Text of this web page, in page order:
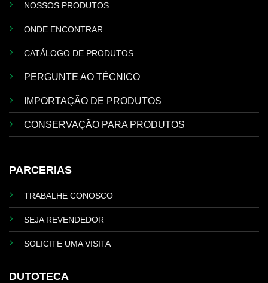
NOSSOS PRODUTOS
ONDE ENCONTRAR
CATÁLOGO DE PRODUTOS
PERGUNTE AO TÉCNICO
IMPORTAÇÃO DE PRODUTOS
CONSERVAÇÃO PARA PRODUTOS
PARCERIAS
TRABALHE CONOSCO
SEJA REVENDEDOR
SOLICITE UMA VISITA
DUTOTECA